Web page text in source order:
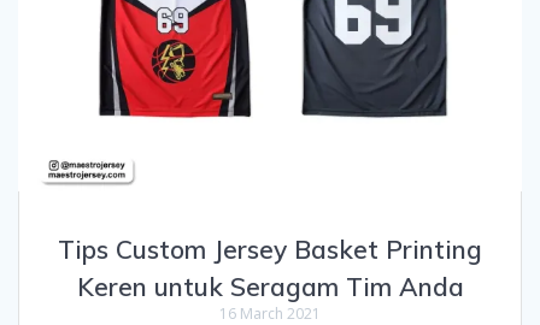
Tips Custom Jersey Basket Printing
Keren untuk Seragam Tim Anda
16 March 2021